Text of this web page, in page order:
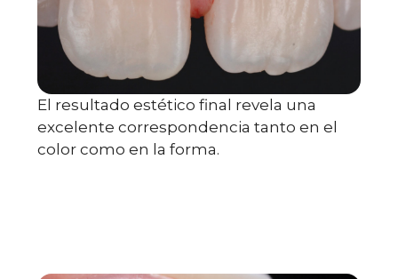
El resultado estético final revela una
excelente correspondencia tanto en el
color como en la forma.